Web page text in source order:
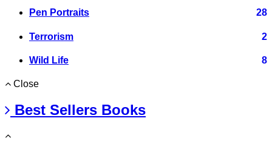
Pen Portraits 28
Terrorism 2
Wild Life 8
Close
Best Sellers Books